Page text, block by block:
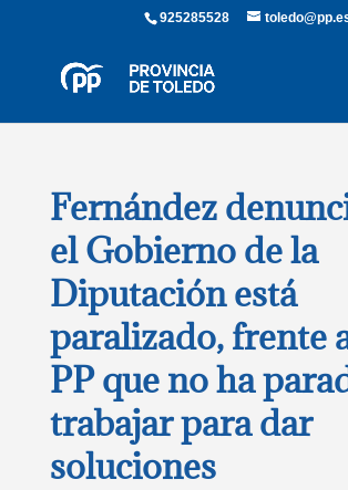
925285528
Fernández
el Gobierno de la
Diputación está
paralizado, frente
PP que no ha
trabajar para dar
soluciones